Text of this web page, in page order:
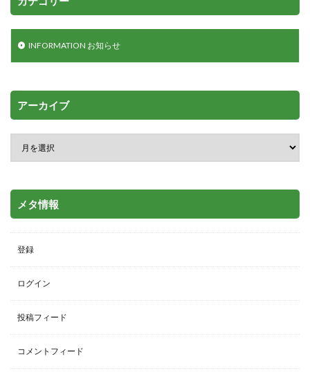
INFORMATION お知らせ
アーカイブ
メタ情報
登録
ログイン
投稿フィード
コメントフィード